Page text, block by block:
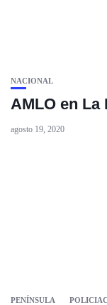
NACIONAL
AMLO en La
agosto 19, 2020
PENÍNSULA